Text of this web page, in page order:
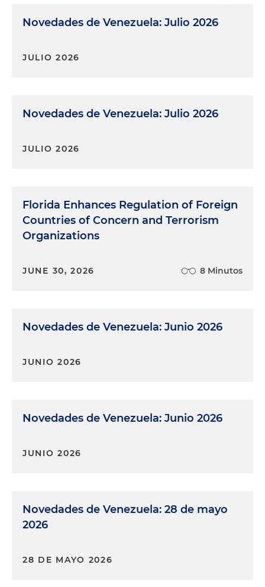
Novedades de Venezuela: Julio 2026
JULIO 2026
Novedades de Venezuela: Julio 2026
JULIO 2026
Florida Enhances Regulation of Foreign
Countries of Concern and Terrorism
Organizations
JUNE 30, 2026 8 Minutos
Novedades de Venezuela: Junio 2026
JUNIO 2026
Novedades de Venezuela: Junio 2026
JUNIO 2026
Novedades de Venezuela: 28 de mayo
2026
28 DE MAYO 2026